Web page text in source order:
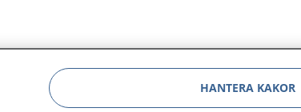
HANTERA KAKOR